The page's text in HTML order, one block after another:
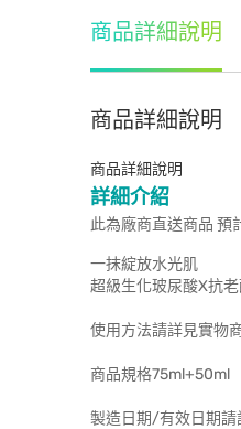
商品詳細說明
商品詳細說明
商品詳細說明
詳細介紹
此為廠商直送商品 預
一抹綻放水光肌
超級生化玻尿酸X抗
使用方法請詳見實物
商品規格75ml+50ml
製造日期/有效日期請